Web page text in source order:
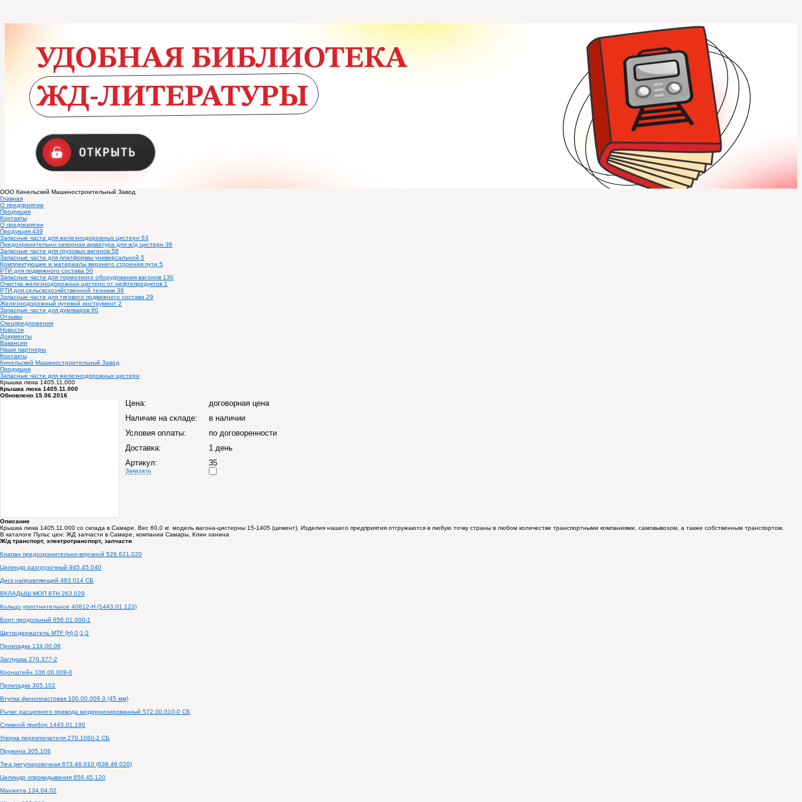
ООО Кинельский Машиностроительный Завод
Главная
О предприятии
Продукция
Контакты
О предприятии
Продукция 439
Запасные части для железнодорожных цистерн 63
Предохранительно-запорная арматура для ж/д цистерн 36
Запасные части для грузовых вагонов 58
Запасные части для платформы универсальной 5
Комплектующие и материалы верхнего строения пути 5
РТИ для подвижного состава 50
Запасные части для тормозного оборудования вагонов 130
Очистка железнодорожных цистерн от нефтепродуктов 1
РТИ для сельскохозяйственной техники 36
Запасные части для тягового подвижного состава 29
Железнодорожный путевой инструмент 2
Запасные части для думпкаров 60
Отзывы
Спецпредложения
Новости
Документы
Вакансии
Наши партнеры
Контакты
Кинельский Машиностроительный Завод
Продукция
Запасные части для железнодорожных цистерн
Крышка люка 1405.11.000
Крышка люка 1405.11.000
Обновлено 15.06.2016
Цена:
договорная цена
Наличие на складе:
в наличии
Условия оплаты:
по договоренности
Доставка:
1 день
Артикул:
35
Заказать
Описание
Крышка люка 1405.11.000 со склада в Самаре. Вес 60,0 кг. модель вагона-цистерны 15-1405 (цемент). Изделия нашего предприятия отгружаются в любую точку страны в любом количестве транспортными компаниями, самовывозом, а также собственным транспортом.
В каталоге Пульс цен: ЖД запчасти в Самаре, компании Самары, Клин ханина
Ж/д транспорт, электротранспорт, запчасти
Клапан предохранительно-впускной 526.621.020
Цилиндр разгрузочный 945.45.040
Диск направляющий 483.014 СБ
ВКЛАДЫШ МОП 8ТН 263.029
Кольцо уплотнительное 40812-Н (1443.01.123)
Борт продольный 656.01.000-1
Щеткодержатель MTF (H) 0;1;2
Прокладка 134.00.06
Заглушка 270.377-2
Кронштейн 106.00.009-0
Прокладка 305.102
Втулка фенопластовая 100.00.009.0 (45 мм)
Рычаг расцепного привода модернизированный 572.00.010-0 СБ
Сливной прибор 1443.01.190
Упорка переключателя 270.1060-2 СБ
Пружина 305.108
Тяга регулировочная 673.46.010 (638.46.020)
Цилиндр опрокидывания 656.45.120
Манжета 134.04.02